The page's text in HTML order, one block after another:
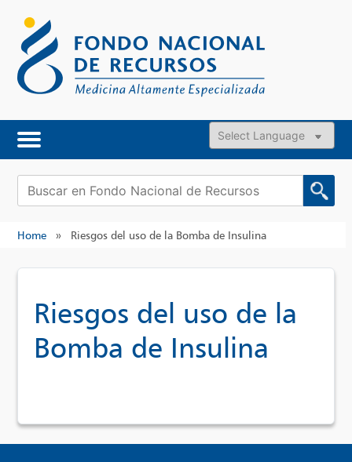
content
Powered by
Buscar:
Home » Riesgos del uso de la Bomba de Insulina
Riesgos del uso de la
Bomba de Insulina